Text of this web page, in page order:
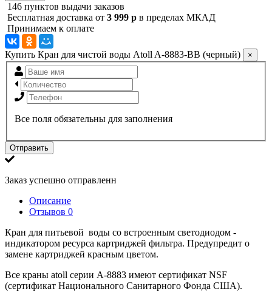
146 пунктов выдачи заказов
Бесплатная доставка от 3 999 р в пределах МКАД
Принимаем к оплате
Купить Кран для чистой воды Atoll A-8883-BB (черный) ×
Все поля обязательны для заполнения
Отправить
Заказ успешно отправленн
Описание
Отзывов 0
Кран для питьевой воды со встроенным светодиодом -
индикатором ресурса картриджей фильтра. Предупредит о
замене картриджей красным цветом.
Все краны atoll серии А-8883 имеют сертификат NSF
(сертификат Национального Санитарного Фонда США).